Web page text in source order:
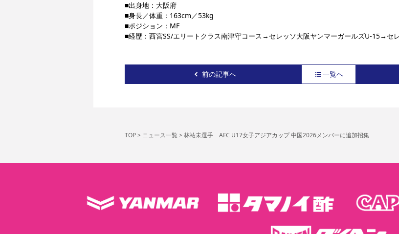
■出身地：大阪府
■身長／体重：163cm／53kg
■ポジション：MF
■経歴： 西宮SS/エリートクラス南津守コース→セレッソ大阪ヤンマーガールズU-15→セ
前の記事へ 一覧へ
TOP> ニュース一覧> 林祐未選手 AFC U17女子アジアカップ 中国2026メンバーに追加招集